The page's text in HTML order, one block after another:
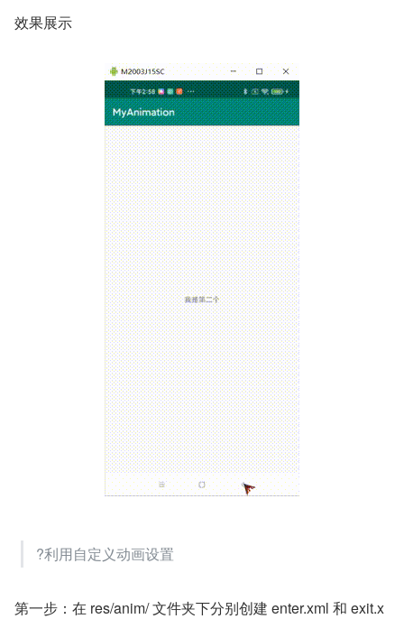
效果展示
?利用自定义动画设置
第一步：在 res/anim/ 文件夹下分别创建 enter.xml 和 exit.x